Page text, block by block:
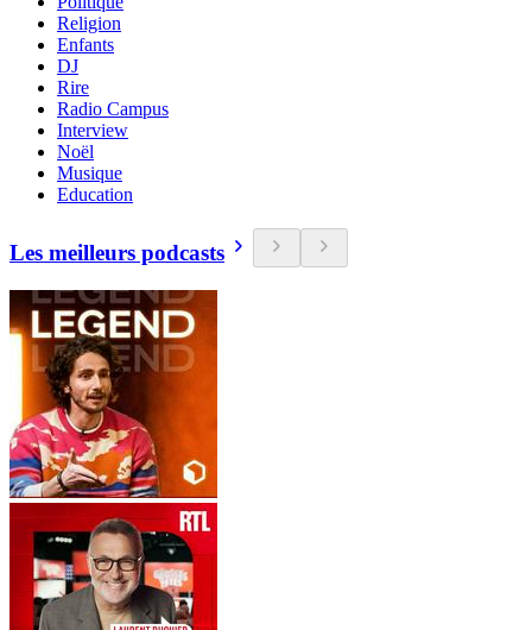
Religion
Enfants
DJ
Rire
Radio Campus
Interview
Noël
Musique
Education
Les meilleurs podcasts